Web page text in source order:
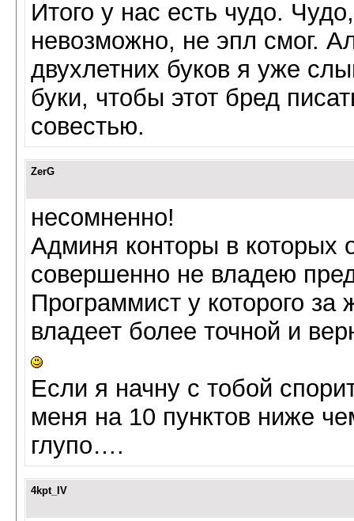
Итого у нас есть чудо.
невозможно, не эпл смог.
двухлетних буков я уже
буки, чтобы этот бред
совестью.
ZerG
несомненно!
Админя конторы в которых
совершенно не владею
Программист у которого
владеет более точной и
Если я начну с тобой
меня на 10 пунктов ниже
глупо….
4kpt_IV